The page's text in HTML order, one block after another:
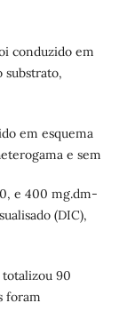
conduzido em
substrato,
em esquema
e sem
e 400 mg.dm-
(DIC),
totalizou 90
foram